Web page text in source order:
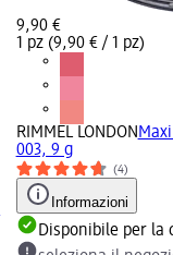
9,90 €
1 pz (9,90 € / 1 pz)
RIMMEL LONDON
003, 9 g
(4)
Informazioni
Disponibile per la